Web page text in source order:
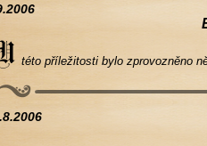
této příležitosti bylo zprovozněno